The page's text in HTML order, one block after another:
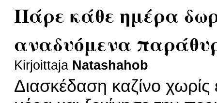
Πάρε κάθε ημέρα
αναδυόμενα
Kirjoittaja Natashahob
Διασκέδαση καζίνο